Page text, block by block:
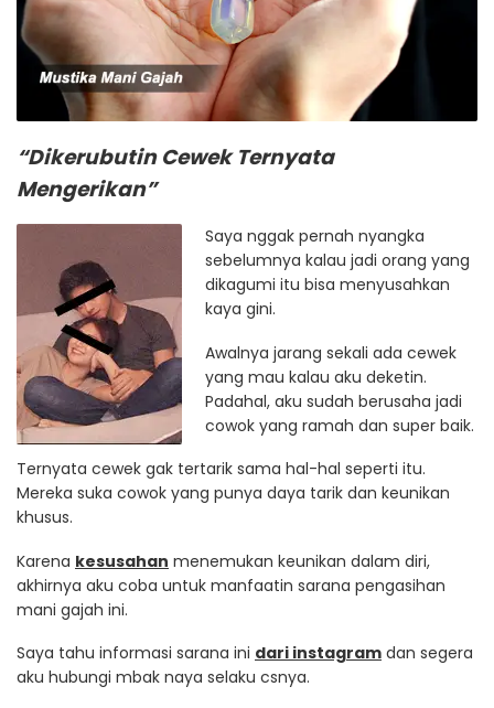
“Dikerubutin Cewek Ternyata
Mengerikan”
Saya nggak pernah nyangka
sebelumnya kalau jadi orang yang
dikagumi itu bisa menyusahkan
kaya gini.
Awalnya jarang sekali ada cewek
yang mau kalau aku deketin.
Padahal, aku sudah berusaha jadi
cowok yang ramah dan super baik.
Ternyata cewek gak tertarik sama hal-hal seperti itu.
Mereka suka cowok yang punya daya tarik dan keunikan
khusus.
Karena kesusahan menemukan keunikan dalam diri,
akhirnya aku coba untuk manfaatin sarana pengasihan
mani gajah ini.
Saya tahu informasi sarana ini dari instagram dan segera
aku hubungi mbak naya selaku csnya.